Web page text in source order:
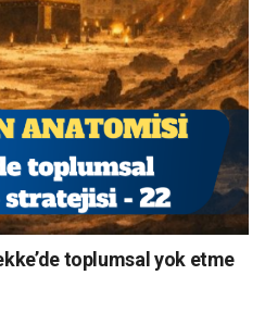
toplumsal yok etme